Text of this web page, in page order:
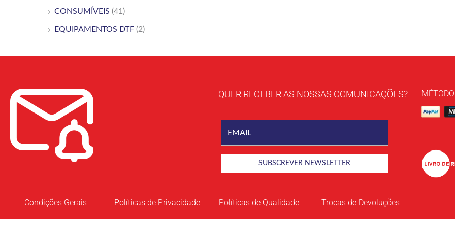
CONSUMÍVEIS (41)
EQUIPAMENTOS DTF (2)
QUER RECEBER AS NOSSAS COMUNICAÇÕES?
Condições Gerais Políticas de Privacidade Políticas de Qualidade Trocas de Devoluções